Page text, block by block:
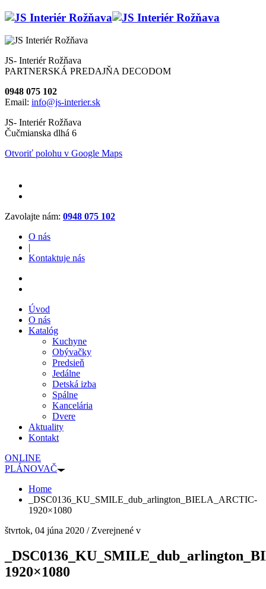
JS- Interiér Rožňava
PARTNERSKÁ PREDAJŇA DECODOM
0948 075 102
Email: info@js-interier.sk
JS- Interiér Rožňava
Čučmianska dlhá 6
Otvoriť polohu v Google Maps
Zavolajte nám: 0948 075 102
O nás
|
Kontaktuje nás
Úvod
O nás
Katalóg
Kuchyne
Obývačky
Predsieň
Jedálne
Detská izba
Spálne
Kancelária
Dvere
Aktuality
Kontakt
ONLINE
PLÁNOVAČ
Home
_DSC0136_KU_SMILE_dub_arlington_BIELA_ARCTIC-
1920×1080
štvrtok, 04 júna 2020 /Zverejnené v
1920×1080